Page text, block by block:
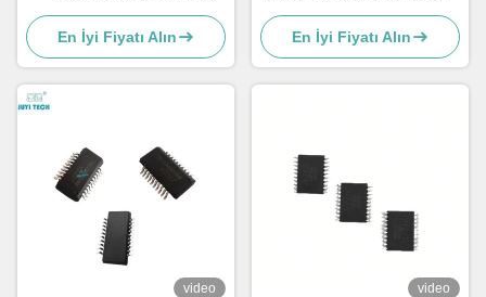
Yüksek Entegre Sensörsüz
BLDC Motor Sürücü IC,
Basitleştirilmiş Motor
Kontrolü İçin
En İyi Fiyatı Alın
motor için Basit Periferik
Devre / Hata Ayarlama
En İyi Fiyatı Alın
video video